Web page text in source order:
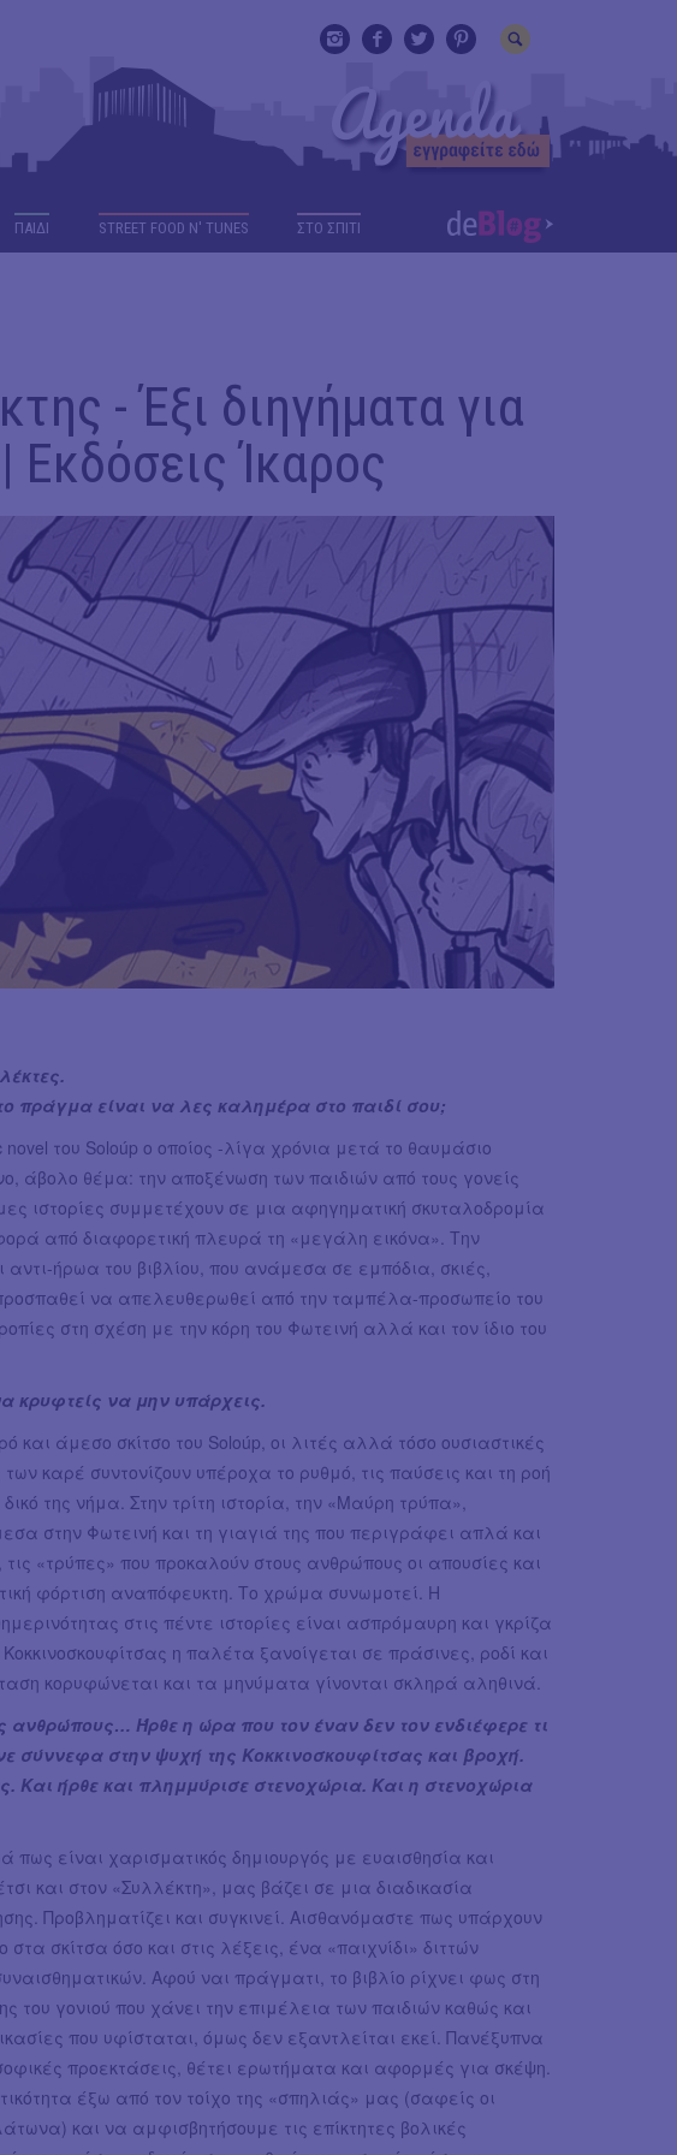
ΠΑΙΔΙ STREET FOOD N' TUNES ΣΤΟ ΣΠΙΤΙ
- Έξι διηγήματα για
Ίκαρος
πράγμα είναι να λες καλημέρα στο παιδί σου;
novel του Soloúp ο οποίος -λίγα χρόνια μετά το θαυμάσιο
άβολο θέμα: την αποξένωση των παιδιών από τους γονείς
ιστορίες συμμετέχουν σε μια αφηγηματική σκυταλοδρομία
από διαφορετική πλευρά τη «μεγάλη εικόνα». Την
ήρωα του βιβλίου, που ανάμεσα σε εμπόδια, σκιές,
να απελευθερωθεί από την ταμπέλα-προσωπείο του
στη σχέση με την κόρη του Φωτεινή αλλά και τον ίδιο του
κρυφτείς να μην υπάρχεις.
και άμεσο σκίτσο του Soloúp, οι λιτές αλλά τόσο ουσιαστικές
καρέ συντονίζουν υπέροχα το ρυθμό, τις παύσεις και τη ροή
της νήμα. Στην τρίτη ιστορία, την «Μαύρη τρύπα»,
στην Φωτεινή και τη γιαγιά της που περιγράφει απλά και
«τρύπες» που προκαλούν στους ανθρώπους οι απουσίες και
φόρτιση αναπόφευκτη. Το χρώμα συνωμοτεί. Η
στις πέντε ιστορίες είναι ασπρόμαυρη και γκρίζα
η παλέτα ξανοίγεται σε πράσινες, ροδί και
κορυφώνεται και τα μηνύματα γίνονται σκληρά αληθινά.
ανθρώπους… Ήρθε η ώρα που τον έναν δεν τον ενδιέφερε τι
σύννεφα στην ψυχή της Κοκκινοσκουφίτσας και βροχή.
Και ήρθε και πλημμύρισε στενοχώρια. Και η στενοχώρια
πως είναι χαρισματικός δημιουργός με ευαισθησία και
και στον «Συλλέκτη», μας βάζει σε μια διαδικασία
Προβληματίζει και συγκινεί. Αισθανόμαστε πως υπάρχουν
σκίτσα όσο και στις λέξεις, ένα «παιχνίδι» διττών
Αφού ναι πράγματι, το βιβλίο ρίχνει φως στη
του γονιού που χάνει την επιμέλεια των παιδιών καθώς και
που υφίσταται, όμως δεν εξαντλείται εκεί. Πανέξυπνα
προεκτάσεις, θέτει ερωτήματα και αφορμές για σκέψη.
έξω από τον τοίχο της «σπηλιάς» μας (σαφείς οι
και να αμφισβητήσουμε τις επίκτητες βολικές